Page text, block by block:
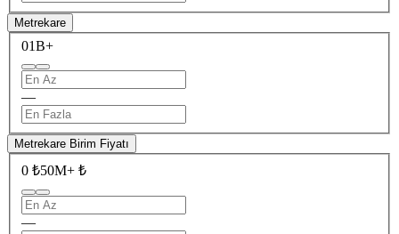
Metrekare
01B+
—
Metrekare Birim Fiyatı
0 ₺50M+ ₺
—